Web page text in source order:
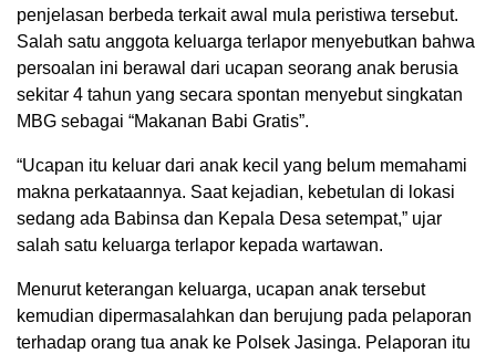
penjelasan berbeda terkait awal mula peristiwa tersebut.
Salah satu anggota keluarga terlapor menyebutkan bahwa
persoalan ini berawal dari ucapan seorang anak berusia
sekitar 4 tahun yang secara spontan menyebut singkatan
MBG sebagai “Makanan Babi Gratis”.
“Ucapan itu keluar dari anak kecil yang belum memahami
makna perkataannya. Saat kejadian, kebetulan di lokasi
sedang ada Babinsa dan Kepala Desa setempat,” ujar
salah satu keluarga terlapor kepada wartawan.
Menurut keterangan keluarga, ucapan anak tersebut
kemudian dipermasalahkan dan berujung pada pelaporan
terhadap orang tua anak ke Polsek Jasinga. Pelaporan itu